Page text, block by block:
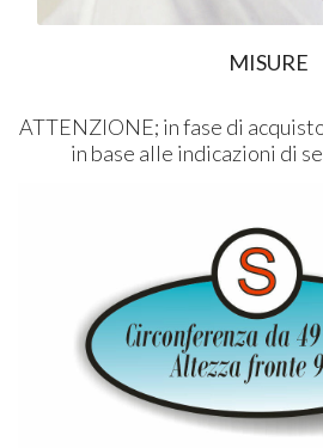
MISURE
ATTENZIONE; in fase di
in base alle indicazioni di